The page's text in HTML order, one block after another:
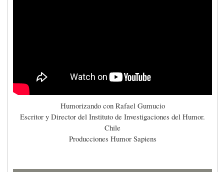
Humorizando con Rafael Gumucio
Escritor y Director del Instituto de Investigaciones del Humor.
Chile
Producciones Humor Sapiens